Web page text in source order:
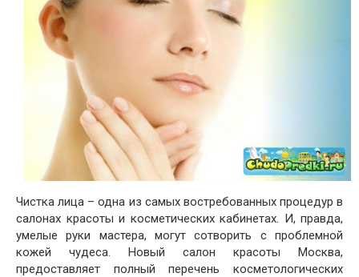
Чистка лица – одна из самых востребованных процедур в
салонах красоты и косметических кабинетах. И, правда,
умелые руки мастера, могут сотворить с проблемной
кожей чудеса. Новый салон красоты Москва,
предоставляет полный перечень косметологических